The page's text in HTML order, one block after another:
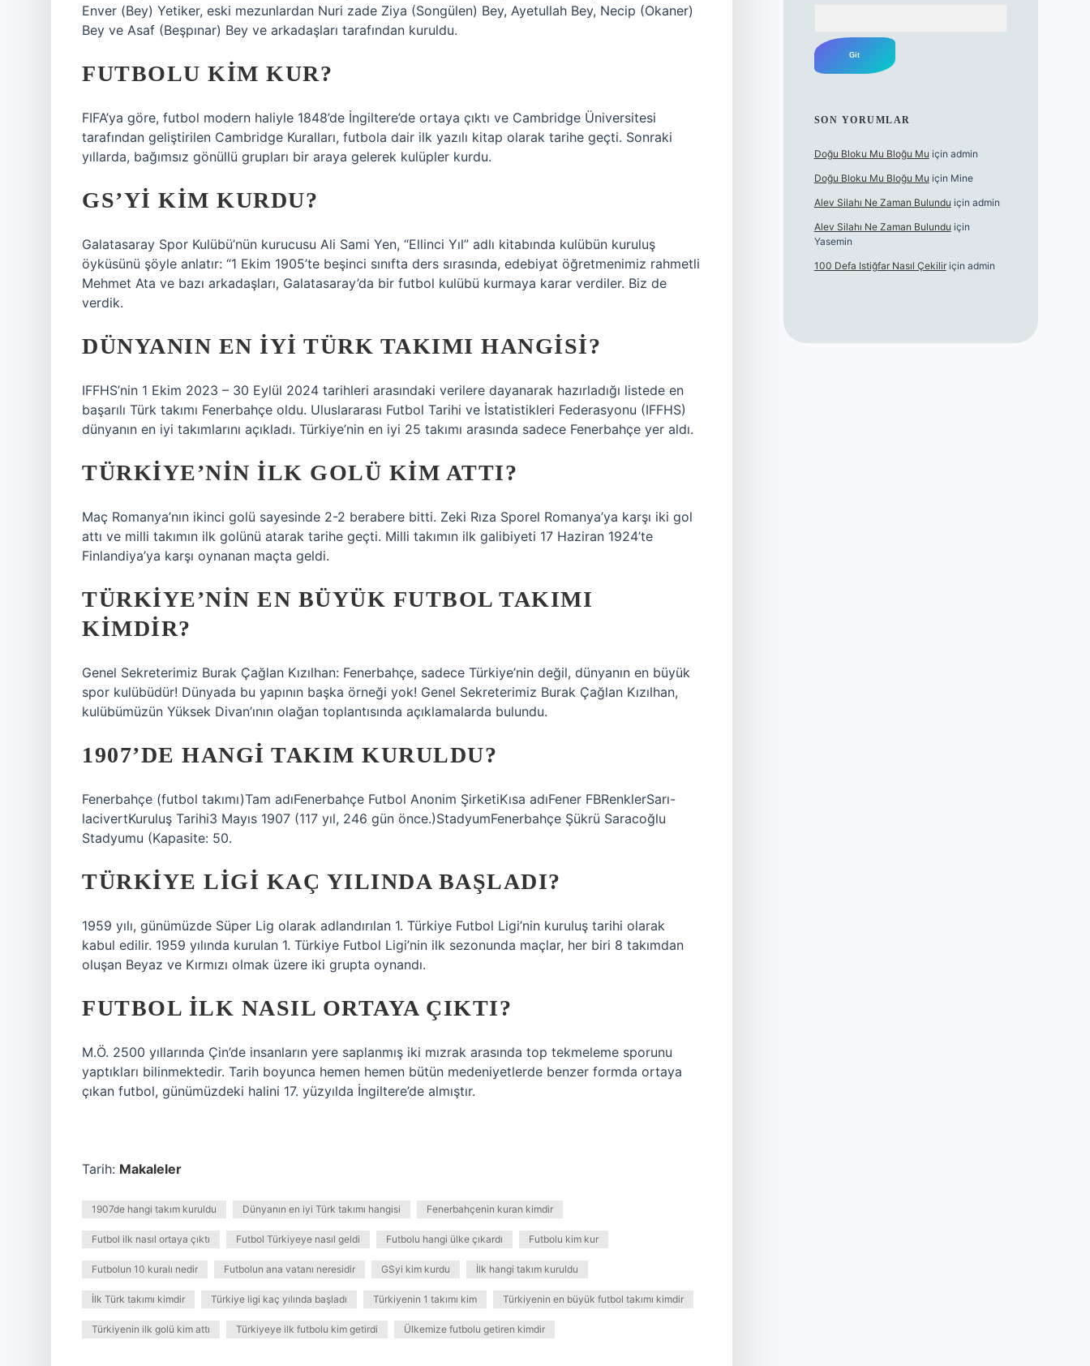
Enver (Bey) Yetiker, eski mezunlardan Nuri zade Ziya (Songülen) Bey, Ayetullah Bey, Necip (Okaner)
Bey ve Asaf (Beşpınar) Bey ve arkadaşları tarafından kuruldu.
FUTBOLU KIM KUR?
FIFA’ya göre, futbol modern haliyle 1848’de İngiltere’de ortaya çıktı ve Cambridge Üniversitesi
tarafından geliştirilen Cambridge Kuralları, futbola dair ilk yazılı kitap olarak tarihe geçti. Sonraki
yıllarda, bağımsız gönüllü grupları bir araya gelerek kulüpler kurdu.
GS’YI KIM KURDU?
Galatasaray Spor Kulübü’nün kurucusu Ali Sami Yen, “Ellinci Yıl” adlı kitabında kulübün kuruluş
öyküsünü şöyle anlatır: “1 Ekim 1905’te beşinci sınıfta ders sırasında, edebiyat öğretmenimiz rahmetli
Mehmet Ata ve bazı arkadaşları, Galatasaray’da bir futbol kulübü kurmaya karar verdiler. Biz de
verdik.
DÜNYANIN EN IYI TÜRK TAKIMI HANGISI?
IFFHS’nin 1 Ekim 2023 – 30 Eylül 2024 tarihleri ​​arasındaki verilere dayanarak hazırladığı listede en
başarılı Türk takımı Fenerbahçe oldu. Uluslararası Futbol Tarihi ve İstatistikleri Federasyonu (IFFHS)
dünyanın en iyi takımlarını açıkladı. Türkiye’nin en iyi 25 takımı arasında sadece Fenerbahçe yer aldı.
TÜRKIYE’NIN ILK GOLÜ KIM ATTI?
Maç Romanya’nın ikinci golü sayesinde 2-2 berabere bitti. Zeki Rıza Sporel Romanya’ya karşı iki gol
attı ve milli takımın ilk golünü atarak tarihe geçti. Milli takımın ilk galibiyeti 17 Haziran 1924’te
Finlandiya’ya karşı oynanan maçta geldi.
TÜRKIYE’NIN EN BÜYÜK FUTBOL TAKIMI
KIMDIR?
Genel Sekreterimiz Burak Çağlan Kızılhan: Fenerbahçe, sadece Türkiye’nin değil, dünyanın en büyük
spor kulübüdür! Dünyada bu yapının başka örneği yok! Genel Sekreterimiz Burak Çağlan Kızılhan,
kulübümüzün Yüksek Divan’ının olağan toplantısında açıklamalarda bulundu.
1907’DE HANGI TAKIM KURULDU?
Fenerbahçe (futbol takımı)Tam adıFenerbahçe Futbol Anonim ŞirketiKısa adıFener FBRenklerSarı-
lacivertKuruluş Tarihi3 Mayıs 1907 (117 yıl, 246 gün önce.)StadyumFenerbahçe Şükrü Saracoğlu
Stadyumu (Kapasite: 50.
TÜRKIYE LIGI KAÇ YILINDA BAŞLADI?
1959 yılı, günümüzde Süper Lig olarak adlandırılan 1. Türkiye Futbol Ligi’nin kuruluş tarihi olarak
kabul edilir. 1959 yılında kurulan 1. Türkiye Futbol Ligi’nin ilk sezonunda maçlar, her biri 8 takımdan
oluşan Beyaz ve Kırmızı olmak üzere iki grupta oynandı.
FUTBOL ILK NASIL ORTAYA ÇIKTI?
M.Ö. 2500 yıllarında Çin’de insanların yere saplanmış iki mızrak arasında top tekmeleme sporunu
yaptıkları bilinmektedir. Tarih boyunca hemen hemen bütün medeniyetlerde benzer formda ortaya
çıkan futbol, ​​günümüzdeki halini 17. yüzyılda İngiltere’de almıştır.
Tarih: Makaleler
1907de hangi takım kuruldu Dünyanın en iyi Türk takımı hangisi Fenerbahçenin kuran kimdir
Futbol ilk nasıl ortaya çıktı Futbol Türkiyeye nasıl geldi Futbolu hangi ülke çıkardı Futbolu kim kur
Futbolun 10 kuralı nedir Futbolun ana vatanı neresidir GSyi kim kurdu İlk hangi takım kuruldu
İlk Türk takımı kimdir Türkiye ligi kaç yılında başladı Türkiyenin 1 takımı kim Türkiyenin en büyük futbol takımı kimdir
Türkiyenin ilk golü kim attı Türkiyeye ilk futbolu kim getirdi Ülkemize futbolu getiren kimdir
SON YORUMLAR
Doğu Bloku Mu Bloğu Mu için admin
Doğu Bloku Mu Bloğu Mu için Mine
Alev Silahı Ne Zaman Bulundu için admin
Alev Silahı Ne Zaman Bulundu için
Yasemin
100 Defa Istiğfar Nasıl Çekiliriçin admin